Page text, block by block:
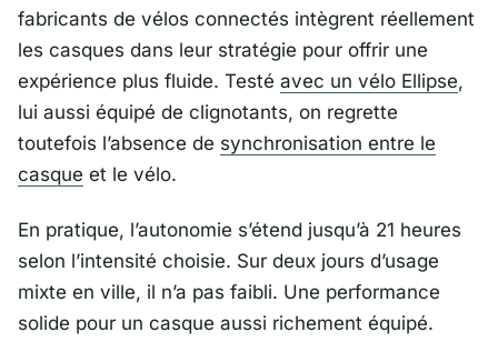
fabricants de vélos connectés intègrent réellement
les casques dans leur stratégie pour offrir une
expérience plus fluide. Testé avec un vélo Ellipse,
lui aussi équipé de clignotants, on regrette
toutefois l’absence de synchronisation entre le
casque et le vélo.
En pratique, l’autonomie s’étend jusqu’à 21 heures
selon l’intensité choisie. Sur deux jours d’usage
mixte en ville, il n’a pas faibli. Une performance
solide pour un casque aussi richement équipé.